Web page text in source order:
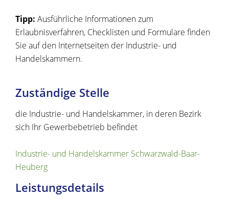
Tipp: Ausführliche Informationen zum
Erlaubnisverfahren, Checklisten und Formulare finden
Sie auf den Internetseiten der Industrie- und
Handelskammern.
Zuständige Stelle
die Industrie- und Handelskammer, in deren Bezirk
sich Ihr Gewerbebetrieb befindet
Industrie- und Handelskammer Schwarzwald-Baar-
Heuberg
Leistungsdetails